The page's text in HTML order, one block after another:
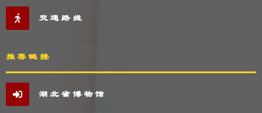
交通路线
推荐链接
湖北省博物馆